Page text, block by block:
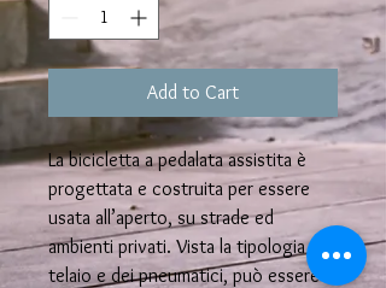
Add to Cart
La bicicletta a pedalata assistita è
progettata e costruita per essere
usata all’aperto, su strade ed
ambienti privati. Vista la tipologia del
telaio e dei pneumatici, può essere